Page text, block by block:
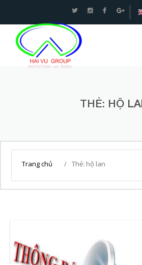
Trang
Liên hệ
An toàn Giao thông - Kết cấu
Vũ Group
THẺ: HỘ
Trang chủ / Thẻ: hộ lan